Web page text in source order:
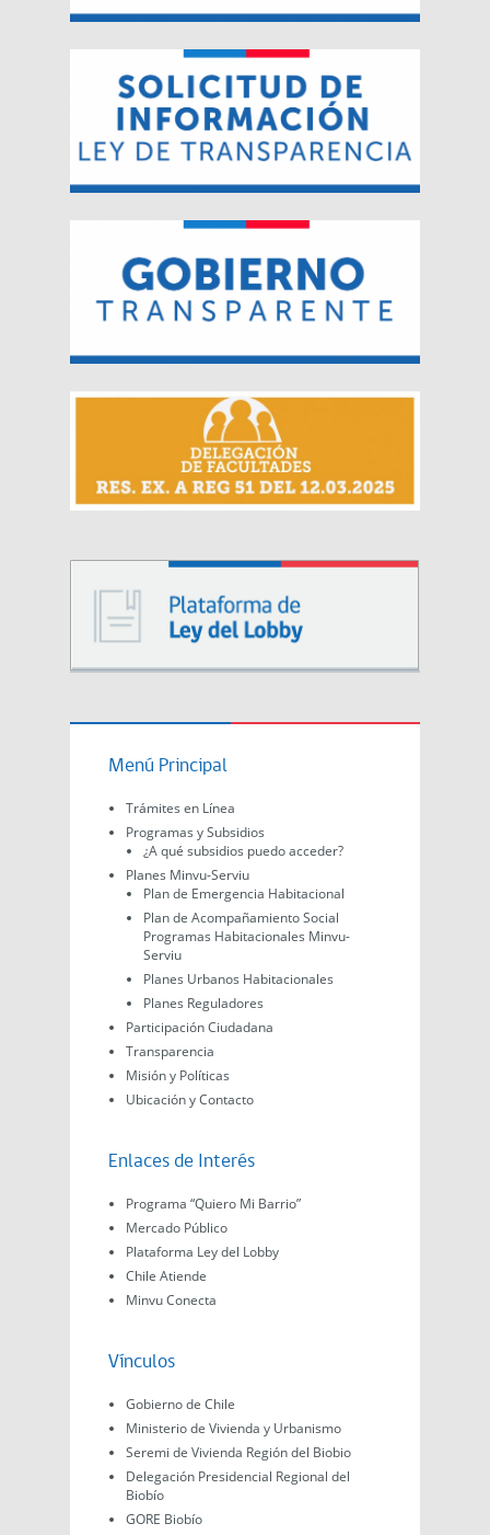
Menú Principal
Trámites en Línea
Programas y Subsidios
¿A qué subsidios puedo acceder?
Planes Minvu-Serviu
Plan de Emergencia Habitacional
Plan de Acompañamiento Social
Programas Habitacionales Minvu-
Serviu
Planes Urbanos Habitacionales
Planes Reguladores
Participación Ciudadana
Transparencia
Misión y Políticas
Ubicación y Contacto
Enlaces de Interés
Programa “Quiero Mi Barrio”
Mercado Público
Plataforma Ley del Lobby
Chile Atiende
Minvu Conecta
Vínculos
Gobierno de Chile
Ministerio de Vivienda y Urbanismo
Seremi de Vivienda Región del Biobio
Delegación Presidencial Regional del
Biobío
GORE Biobío